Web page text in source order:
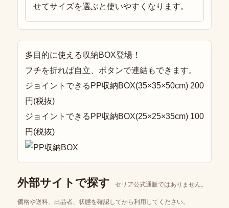
せてサイズを選ぶと使いやすくなります。
多目的に使える収納BOX登場！
フチを折れば自立、ボタンで連結もできます。
ジョイントできるPP収納BOX(35×35×50cm) 200
円(税抜)
ジョイントできるPP収納BOX(25×25×35cm) 100
円(税抜)
外部サイトで探す セリア公式通販ではありません。
価格や送料、出品者、状態を確認してから利用してください。